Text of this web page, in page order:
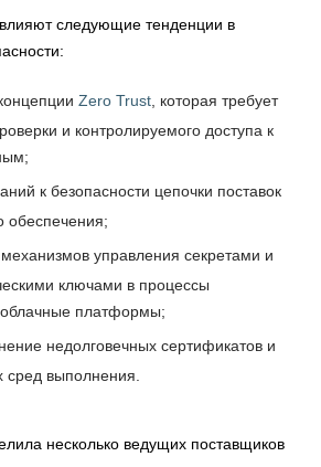
следующие тенденции в
Zero Trust, которая требует
и контролируемого доступа к
к безопасности цепочки поставок
обеспечения;
управления секретами и
ключами в процессы
облачные платформы;
недолговечных сертификатов и
сред выполнения.
несколько ведущих поставщиков